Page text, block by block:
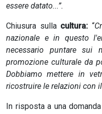
essere datato...”.
Chiusura sulla cultura: “
nazionale e in questo
necessario puntare sui
promozione culturale da
Dobbiamo mettere in
ricostruire le relazioni con
In risposta a una